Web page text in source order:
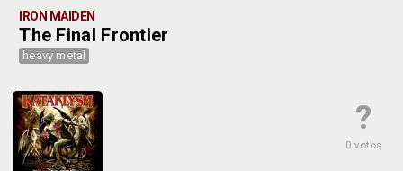
IRON MAIDEN
The Final Frontier
heavy metal
?
0 votos